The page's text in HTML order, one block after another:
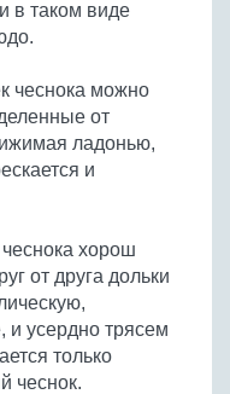
в таком виде
чеснока можно
от
ладонью,
и
хорош
от друга дольки
и усердно трясем
только
чеснок.